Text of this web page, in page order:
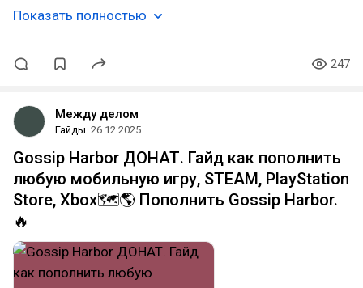
Показать полностью
247
Между делом
Гайды 26.12.2025
Gossip Harbor ДОНАТ. Гайд как пополнить
любую мобильную игру, STEAM, PlayStation
Store, Xbox🗺️🌎 Пополнить Gossip Harbor.
🔥